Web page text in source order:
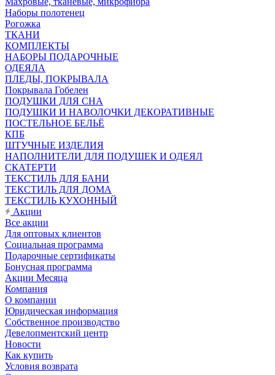
Наборы полотенец
Рогожка
ТКАНИ
КОМПЛЕКТЫ
НАБОРЫ ПОДАРОЧНЫЕ
ОДЕЯЛА
ПЛЕДЫ, ПОКРЫВАЛА
Покрывала Гобелен
ПОДУШКИ ДЛЯ СНА
ПОДУШКИ И НАВОЛОЧКИ ДЕКОРАТИВНЫЕ
ПОСТЕЛЬНОЕ БЕЛЬЁ
КПБ
ШТУЧНЫЕ ИЗДЕЛИЯ
НАПОЛНИТЕЛИ ДЛЯ ПОДУШЕК И ОДЕЯЛ
СКАТЕРТИ
ТЕКСТИЛЬ ДЛЯ БАНИ
ТЕКСТИЛЬ ДЛЯ ДОМА
ТЕКСТИЛЬ КУХОННЫЙ
Акции
Все акции
Для оптовых клиентов
Социальная программа
Подарочные сертификаты
Бонусная программа
Акции Месяца
Компания
О компании
Юридическая информация
Собственное производство
Девелопментский центр
Новости
Как купить
Условия возврата